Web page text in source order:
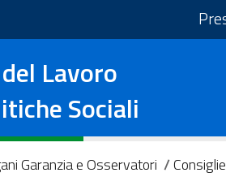
Governo Italiano - Apre in una
Lavoro
Sociali
Garanzia e Osservatori /